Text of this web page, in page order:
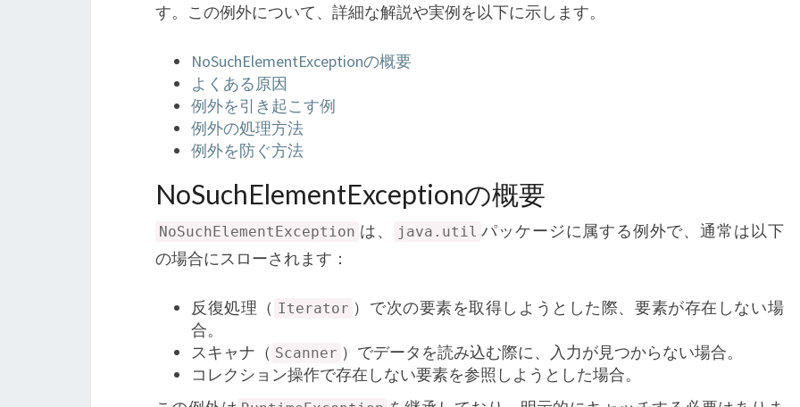
す。この例外について、詳細な解説や実例を以下に示します。
NoSuchElementExceptionの概要
よくある原因
例外を引き起こす例
例外の処理方法
例外を防ぐ方法
NoSuchElementExceptionの概要
NoSuchElementException は、 java.util パッケージに属する例外で、通常は以下
の場合にスローされます：
反復処理（ Iterator ）で次の要素を取得しようとした際、要素が存在しない場
合。
スキャナ（ Scanner ）でデータを読み込む際に、入力が見つからない場合。
コレクション操作で存在しない要素を参照しようとした場合。